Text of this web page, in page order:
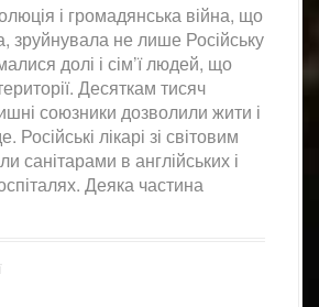
і громадянська війна, що
зруйнувала не лише Російську
долі і сім’ї людей, що
Десяткам тисяч
союзники дозволили жити і
Російські лікарі зі світовим
санітарами в англійських і
Деяка частина